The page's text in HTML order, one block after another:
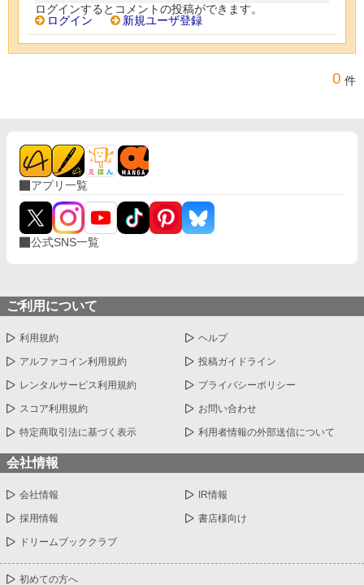
ログインするとコメントの投稿ができます。
ログイン
新規ユーザ登録
0 件
アプリ一覧
公式SNS一覧
ご利用について
利用規約 ヘルプ
アルファコイン利用規約 投稿ガイドライン
レンタルサービス利用規約 プライバシーポリシー
スコア利用規約 お問い合わせ
特定商取引法に基づく表示 利用者情報の外部送信について
会社情報
会社情報 IR情報
採用情報 書店様向け
ドリームブッククラブ
初めての方へ